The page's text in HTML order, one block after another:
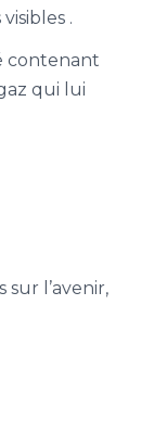
.
contenant
qui lui
l’avenir,